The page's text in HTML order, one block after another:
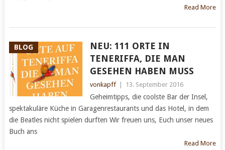
Read More
BLOG
NEU: 111 ORTE IN
TENERIFFA, DIE MAN
GESEHEN HABEN MUSS
vonkapff 13. September 2016
Geheimtipps, die coolste Bar der Insel,
spektakuläre Küche in Garagenrestaurants und das Hotel, in dem
die Beatles nicht spielen durften Wir freuen uns, Euch unser neues
Buch ans
Read More